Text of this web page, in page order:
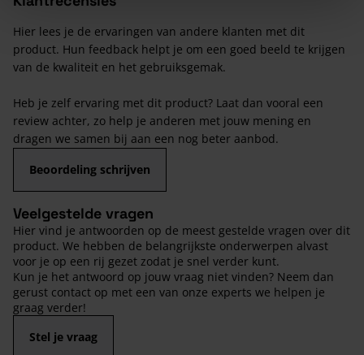
Hier lees je de ervaringen van andere klanten met dit
product. Hun feedback helpt je om een goed beeld te krijgen
van de kwaliteit en het gebruiksgemak.
Heb je zelf ervaring met dit product? Laat dan vooral een
review achter, zo help je anderen met jouw mening en
dragen we samen bij aan een nog beter aanbod.
Beoordeling schrijven
Veelgestelde vragen
Hier vind je antwoorden op de meest gestelde vragen over dit
product. We hebben de belangrijkste onderwerpen alvast
voor je op een rij gezet zodat je snel verder kunt.
Kun je het antwoord op jouw vraag niet vinden? Neem dan
gerust contact op met een van onze experts we helpen je
graag verder!
Stel je vraag